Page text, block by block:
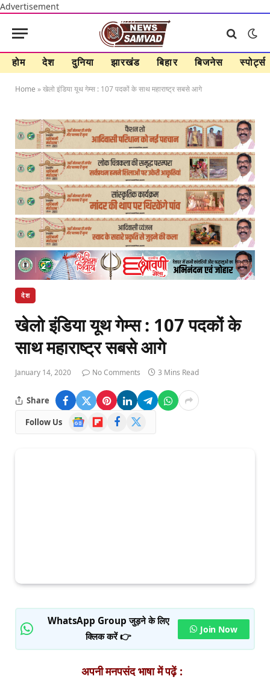
Advertisement
होम देश दुनिया झारखंड बिहार बिजनेस स्पोर्ट्स
Home »खेलो इंडिया यूथ गेम्स : 107 पदकों के साथ महाराष्ट्र सबसे आगे
देश
खेलो इंडिया यूथ गेम्स : 107 पदकों के
साथ महाराष्ट्र सबसे आगे
January 14, 2020 No Comments 3 Mins Read
Share
Follow Us
Google
News
FlipboardFacebook
WhatsApp Group जुड़ने के लिए
क्लिक करें 👉
Join Now
अपनी मनपसंद भाषा में पढ़ें :